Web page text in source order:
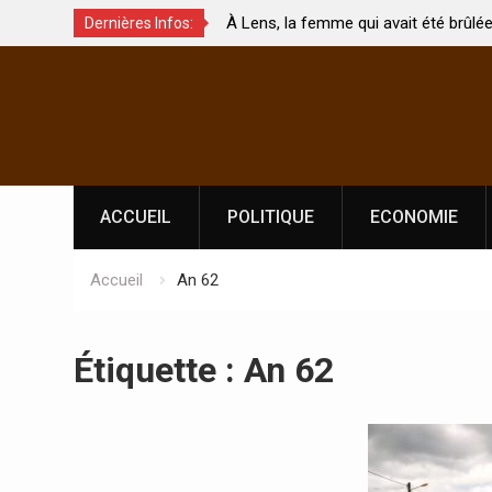
Dernières Infos:
?
À Lens, la femme qui avait été brûlée avec son bébé
par son mari est morte
ACCUEIL POLITIQUE ECONOMIE
Accueil An 62
Étiquette : An 62